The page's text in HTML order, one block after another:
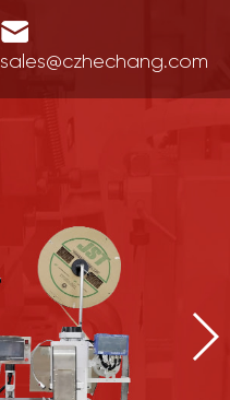
sales@czhechang.com